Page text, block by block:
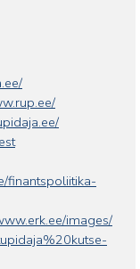
finantspoliitika-
images/